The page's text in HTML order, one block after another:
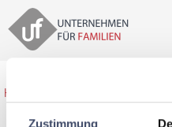
Zustimmung
Home